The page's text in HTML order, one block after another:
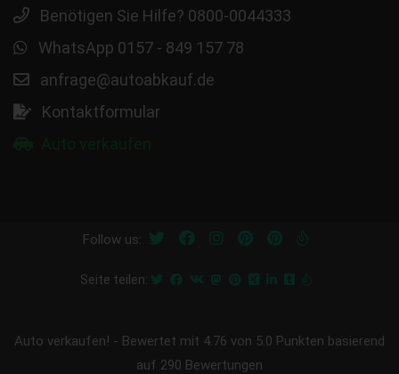
Benötigen Sie Hilfe? 0800-0044333
WhatsApp 0157 - 849 157 78
anfrage@autoabkauf.de
Kontaktformular
Follow us:
Seite teilen:
Auto verkaufen! - Bewertet mit 4.76 von 5.0 Punkten basierend
auf 290 Bewertungen